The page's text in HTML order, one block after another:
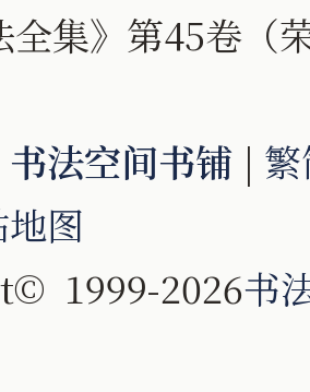
全集》第45卷（
书法空间书铺 |
图
1999-2026书